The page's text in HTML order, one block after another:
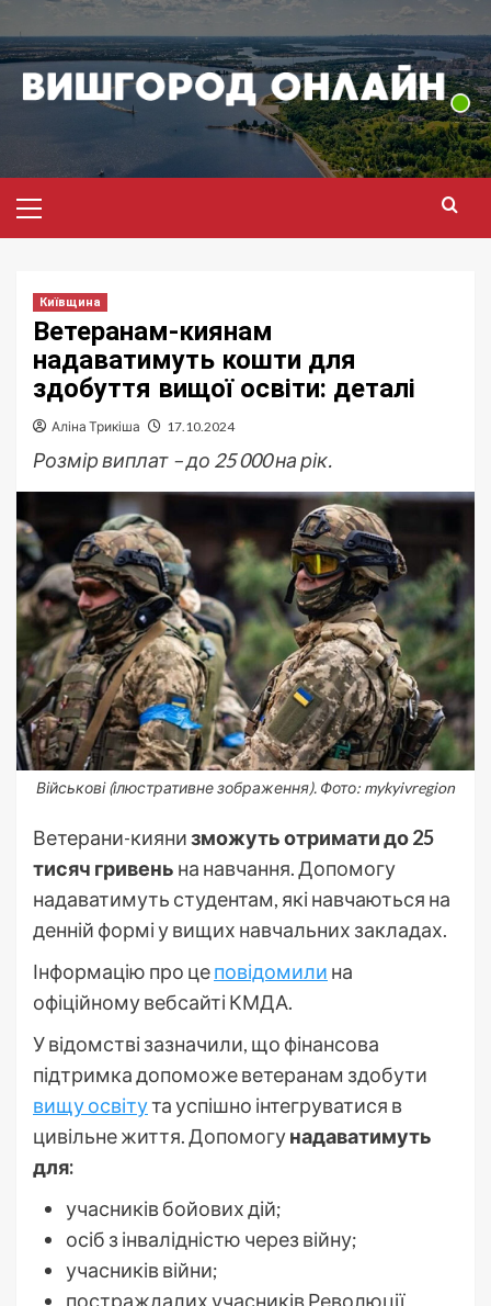
до
вмісту
меню
Київщина
Ветеранам-киянам
надаватимуть кошти для
здобуття вищої освіти: деталі
Аліна Трикіша 17.10.2024
Розмір виплат – до 25 000 на рік.
Військові (ілюстративне зображення). Фото: mykyivregion
Ветерани-киянизможуть отримати до 25
тисяч гривень на навчання. Допомогу
надаватимуть студентам, які навчаються на
денній формі у вищих навчальних закладах.
Інформацію про цеповідомили на
офіційному вебсайті КМДА.
У відомстві зазначили, що фінансова
підтримка допоможе ветеранам здобути
вищу освітута успішно інтегруватися в
цивільне життя. Допомогунадаватимуть
для:
учасників бойових дій;
осіб з інвалідністю через війну;
учасників війни;
постраждалих учасників Революції